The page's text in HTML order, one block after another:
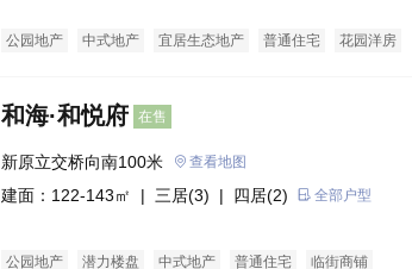
公园地产 中式地产 宜居生态地产 普通住宅 花园洋房
和海·和悦府 在售
新原立交桥向南100米 查看地图
建面：122-143㎡ | 三居(3) | 四居(2) 全部户型
公园地产 潜力楼盘 中式地产 普通住宅 临街商铺